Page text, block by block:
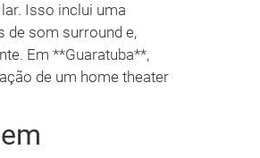
Isso inclui uma
de som surround e,
Em **Guaratuba**,
de um home theater